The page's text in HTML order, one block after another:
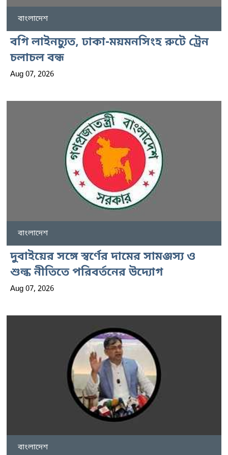
বাংলাদেশ
বগি লাইনচ্যুত, ঢাকা-ময়মনসিংহ রুটে ট্রেন
চলাচল বন্ধ
Aug 07, 2026
বাংলাদেশ
দুবাইয়ের সঙ্গে স্বর্ণের দামের সামঞ্জস্য ও
শুল্ক নীতিতে পরিবর্তনের উদ্যোগ
Aug 07, 2026
বাংলাদেশ